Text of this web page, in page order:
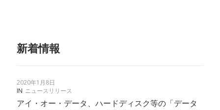
新着情報
2020年1月8日
IN ニュースリリース
アイ・オー・データ、ハードディスク等の「データ